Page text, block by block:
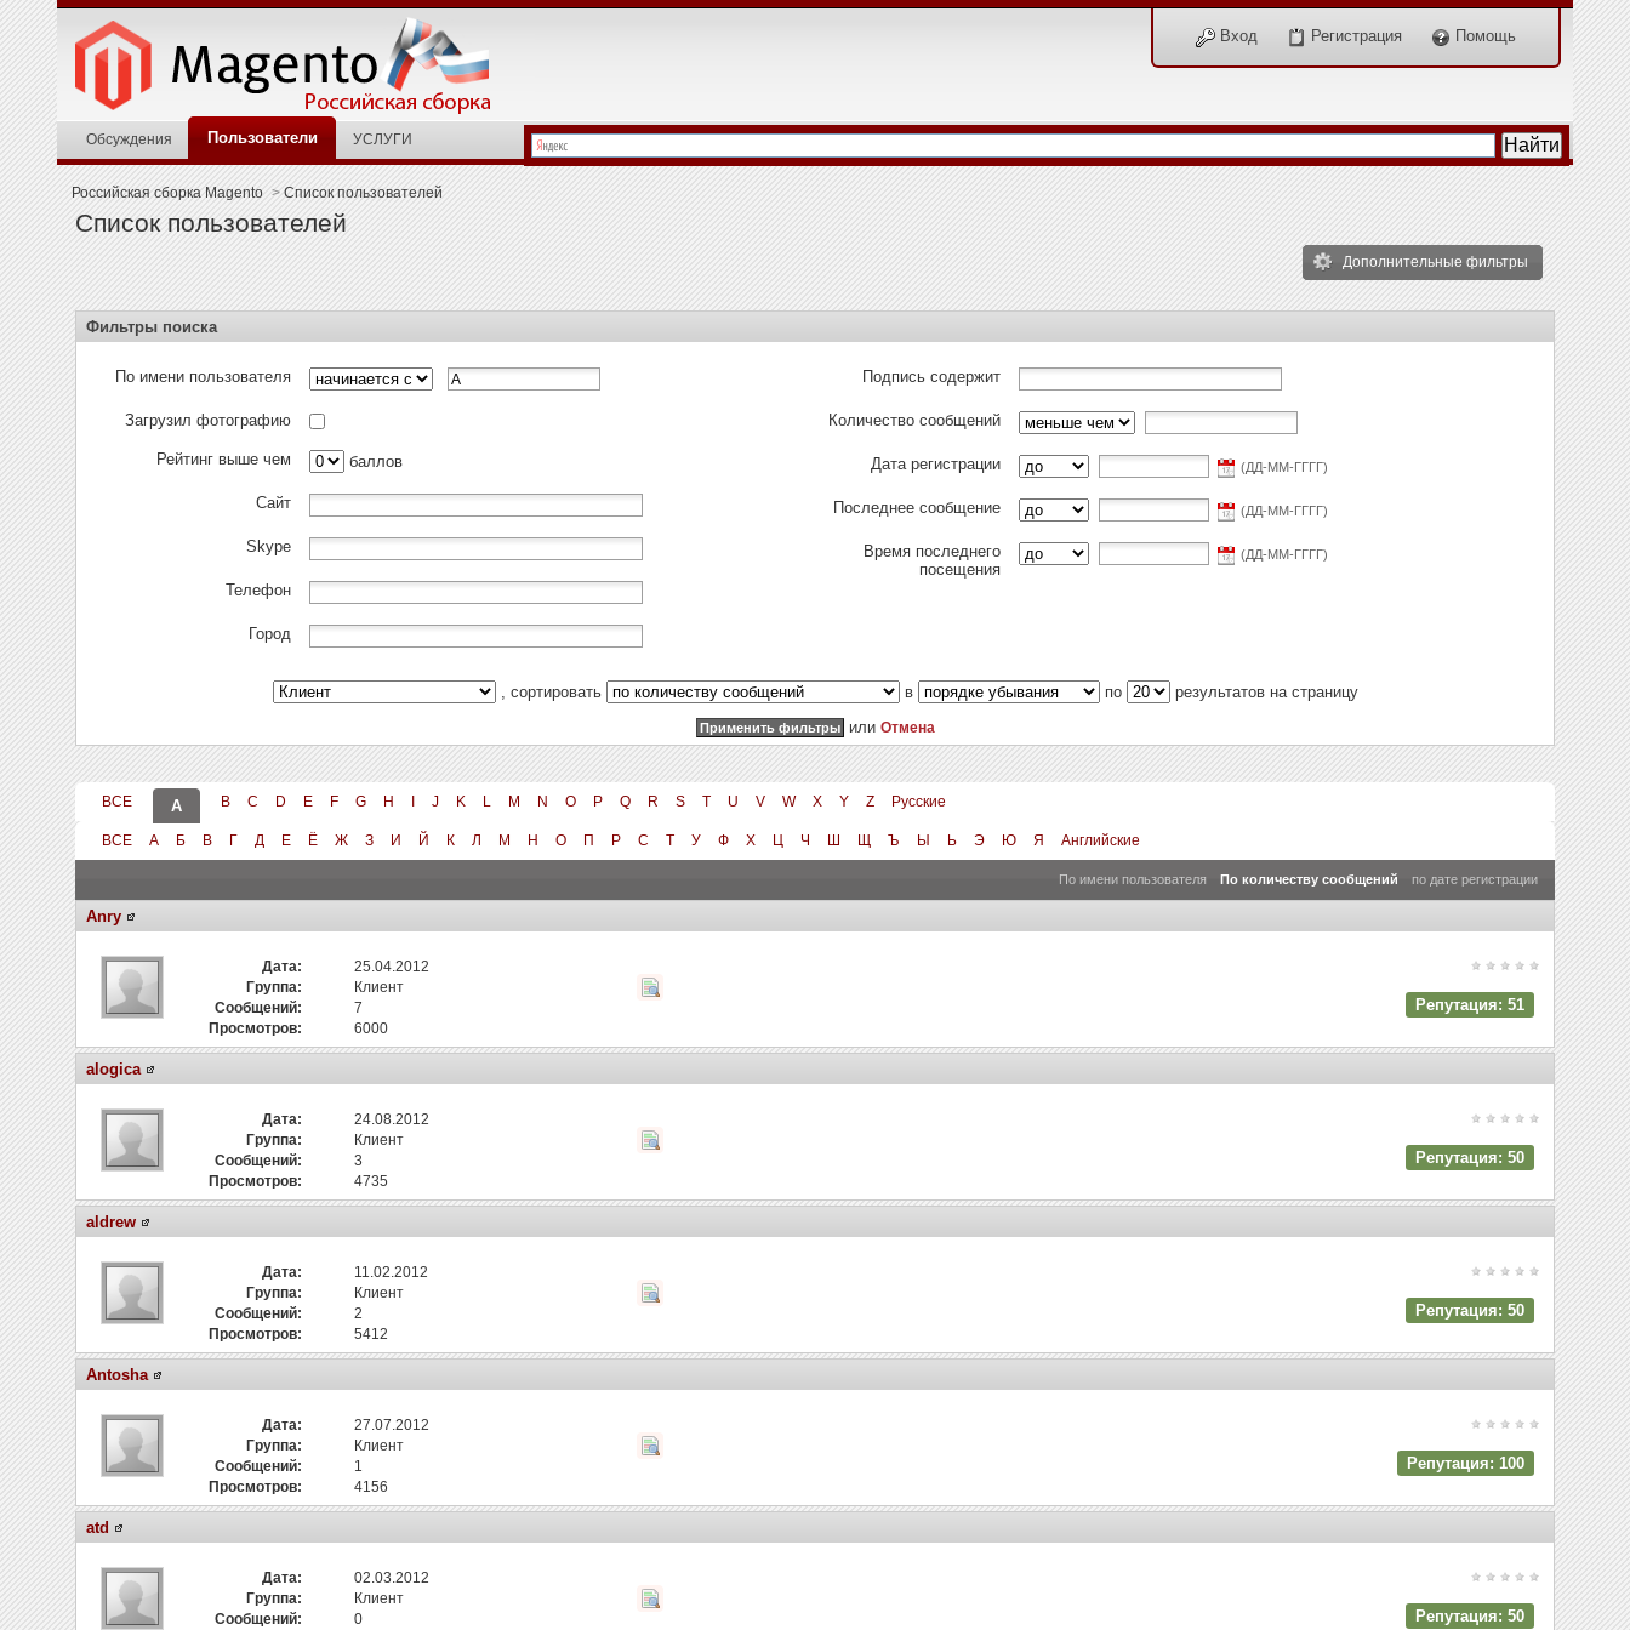
Вход Регистрация Помощь
Обсуждения Пользователи УСЛУГИ
Российская сборка Magento > Список пользователей
Список пользователей
Дополнительные фильтры
Фильтры поиска
По имени пользователя
Загрузил фотографию
Рейтинг выше чем баллов
Сайт
Skype
Телефон
Город
Подпись содержит
Количество сообщений
Дата регистрации (ДД-ММ-ГГГГ)
Последнее сообщение (ДД-ММ-ГГГГ)
Время последнего
посещения
(ДД-ММ-ГГГГ)
, сортировать в по
результатов на страницу
или Отмена
ВСЕ A B C D E F G H J K M N O P Q R S T U V W X Y Z Русские
ВСЕ А Б В Г Д Е Ё Ж З И Й К Л М Н О П Р С Т У Ф Х Ч Ъ Ы Ь Э Ю Я Английские
По имени пользователя По количеству сообщений по дате регистрации
Anry
Дата:
25.04.2012
Группа:
Клиент
Сообщений:
7
Просмотров:
6000
Репутация: 51
alogica
Дата:
24.08.2012
Группа:
Клиент
Сообщений:
3
Просмотров:
4735
Репутация: 50
aldrew
Дата:
11.02.2012
Группа:
Клиент
Сообщений:
2
Просмотров:
5412
Репутация: 50
Antosha
Дата:
27.07.2012
Группа:
Клиент
Сообщений:
1
Просмотров:
4156
Репутация: 100
atd
Дата:
02.03.2012
Группа:
Клиент
Сообщений:
0 Репутация: 50